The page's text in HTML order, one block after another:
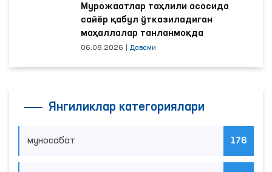
Мурожаатлар таҳлили асосида
сайёр қабул ўтказиладиган
маҳаллалар танланмоқда
06.08.2026 Давоми
Янгиликлар категориялари
муносабат 176